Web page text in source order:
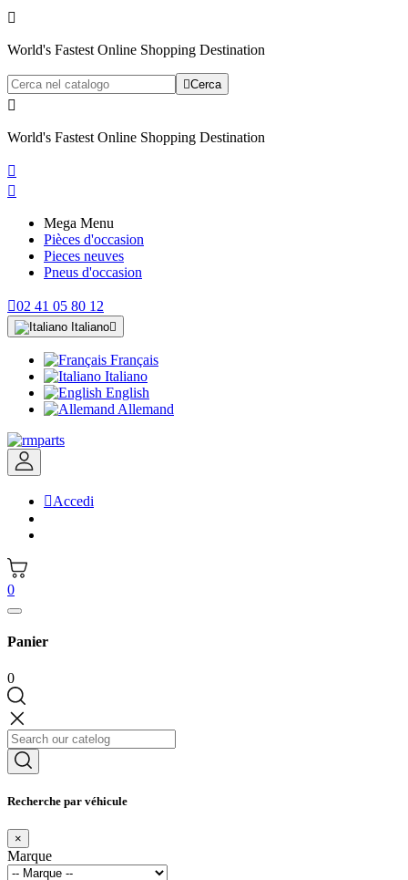

World's Fastest Online Shopping Destination
Cerca

World's Fastest Online Shopping Destination


Mega Menu
Pièces d'occasion
Pieces neuves
Pneus d'occasion
02 41 05 80 12
Italiano
Français
Italiano
English
Allemand
Accedi
0
Panier
0
Recherche par véhicule
×
Marque